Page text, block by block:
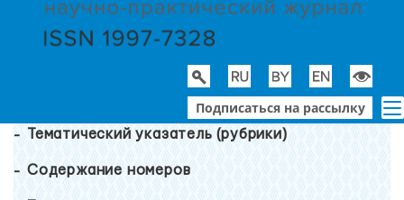
Подписаться на рассылку
Тематический указатель (рубрики)
Содержание номеров